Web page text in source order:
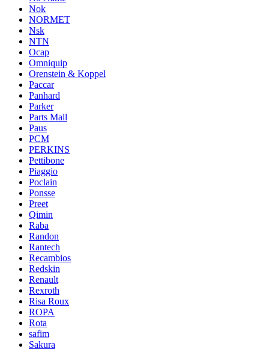
Nok
NORMET
Nsk
NTN
Ocap
Omniquip
Orenstein & Koppel
Paccar
Panhard
Parker
Parts Mall
Paus
PCM
PERKINS
Pettibone
Piaggio
Poclain
Ponsse
Preet
Qimin
Raba
Randon
Rantech
Recambios
Redskin
Renault
Rexroth
Risa Roux
ROPA
Rota
safim
Sakura